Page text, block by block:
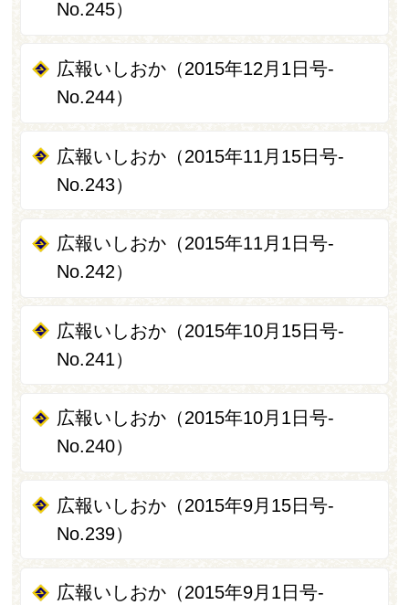
No.245）
広報いしおか（2015年12月1日号-
No.244）
広報いしおか（2015年11月15日号-
No.243）
広報いしおか（2015年11月1日号-
No.242）
広報いしおか（2015年10月15日号-
No.241）
広報いしおか（2015年10月1日号-
No.240）
広報いしおか（2015年9月15日号-
No.239）
広報いしおか（2015年9月1日号-